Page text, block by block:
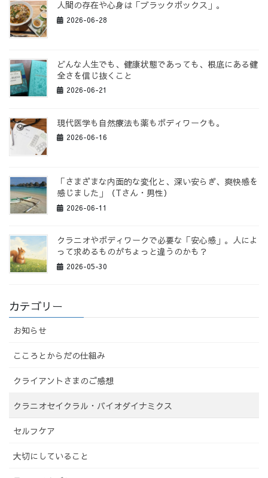
人間の存在や心身は「ブラックボックス」。
2026-06-28
どんな人生でも、健康状態であっても、根底にある健
全さを信じ抜くこと
2026-06-21
現代医学も自然療法も薬もボディワークも。
2026-06-16
「さまざまな内面的な変化と、深い安らぎ、爽快感を
感じました」（Tさん・男性）
2026-06-11
クラニオやボディワークで必要な「安心感」。人によ
って求めるものがちょっと違うのかも？
2026-05-30
カテゴリー
お知らせ
こころとからだの仕組み
クライアントさまのご感想
クラニオセイクラル・バイオダイナミクス
セルフケア
大切にしていること